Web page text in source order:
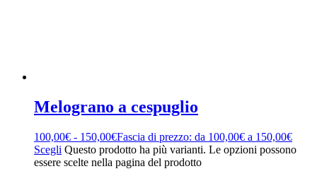
Melograno a cespuglio
100,00€ - 150,00€Fascia di prezzo: da 100,00€ a 150,00€
Scegli Questo prodotto ha più varianti. Le opzioni possono
essere scelte nella pagina del prodotto